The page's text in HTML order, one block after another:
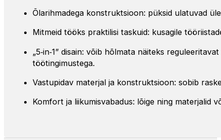
Õlarihmadega konstruktsioon: püksid ulatuvad
Mitmeid tööks praktilisi taskuid: kusagile
„5‑in‑1” disain: võib hõlmata näiteks
töötingimustega.
Vastupidav materjal ja konstruktsioon: sobib
Komfort ja liikumisvabadus: lõige ning materjalid